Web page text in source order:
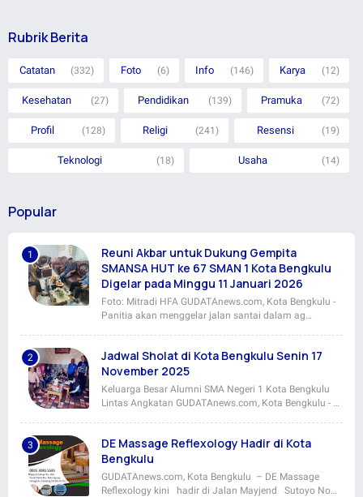
Rubrik Berita
Catatan (332) Foto (6) Info (146) Karya (12)
Kesehatan (27) Pendidikan (139) Pramuka (72)
Profil (128) Religi (241) Resensi (19)
Teknologi (18) Usaha (14)
Popular
Reuni Akbar untuk Dukung Gempita
SMANSA HUT ke 67 SMAN 1 Kota Bengkulu
Digelar pada Minggu 11 Januari 2026
Foto: Mitradi HFA GUDATAnews.com, Kota Bengkulu -
Panitia akan menggelar jalan santai dalam ag…
Jadwal Sholat di Kota Bengkulu Senin 17
November 2025
Keluarga Besar Alumni SMA Negeri 1 Kota Bengkulu
Lintas Angkatan GUDATAnews.com, Kota Bengkulu - …
DE Massage Reflexology Hadir di Kota
Bengkulu
GUDATAnews.com, Kota Bengkulu – DE Massage
Reflexology kini hadir di Jalan Mayjend Sutoyo No…